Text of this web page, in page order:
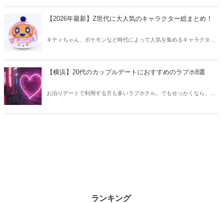
【2026年最新】Z世代に大人気のキャラクター総まとめ！
キティちゃん、ポケモンなど時代によって人気を集めるキャラクター
クしてみましょう。
【横浜】20代のカップルデートにおすすめのラブホ8選
お泊りデートで利用する方も多いラブホテル。でもせっかくなら、キ
ランキング